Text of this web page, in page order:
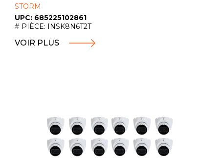
STORM
UPC: 685225102861
# PIÈCE: INSK8N6T2T
VOIR PLUS